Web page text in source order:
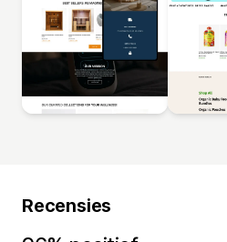
Recensies